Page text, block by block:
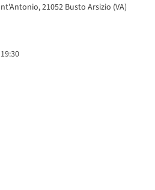
21052 Busto Arsizio (VA)